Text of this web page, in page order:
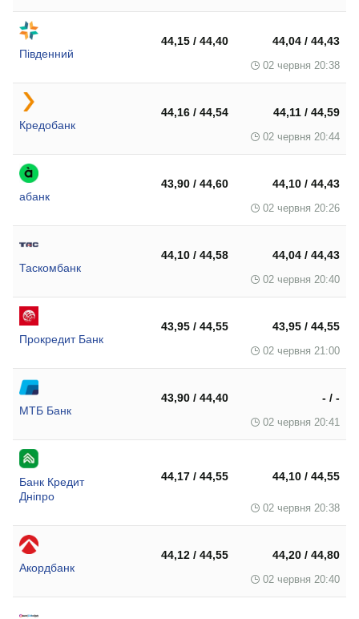
Південний
44,15 / 44,40 44,04 / 44,43
02 червня 20:38
Кредобанк
44,16 / 44,54 44,11 / 44,59
02 червня 20:44
абанк
43,90 / 44,60 44,10 / 44,43
02 червня 20:26
Таскомбанк
44,10 / 44,58 44,04 / 44,43
02 червня 20:40
Прокредит Банк
43,95 / 44,55 43,95 / 44,55
02 червня 21:00
МТБ Банк
43,90 / 44,40 - / -
02 червня 20:41
Банк Кредит
Дніпро
44,17 / 44,55 44,10 / 44,55
02 червня 20:38
Акордбанк
44,12 / 44,55 44,20 / 44,80
02 червня 20:40